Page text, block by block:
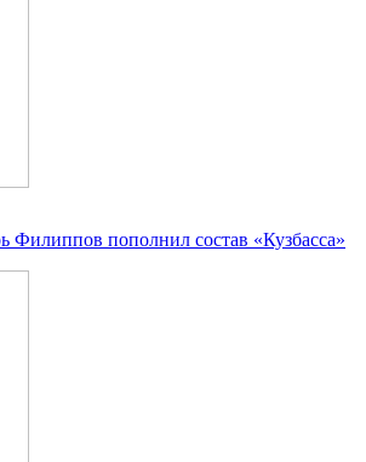
пополнил состав «Кузбасса»